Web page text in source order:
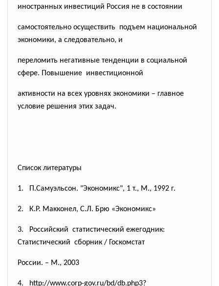
иностранных инвестиций Россия не в состоянии
самостоятельно осуществить подъем национальной
экономики, а следовательно, и
переломить негативные тенденции в социальной
сфере. Повышение инвестиционной
активности на всех уровнях экономики – главное
условие решения этих задач.
Список литературы
1. П.Самуэльсон. "Экономикс", 1 т., М., 1992 г.
2. К.Р. Макконел, С.Л. Брю «Экономикс»
3. Российский статистический ежегодник:
Статистический сборник / Госкомстат
России. – М., 2003
4. http://www.corp-gov.ru/bd/db.php3?